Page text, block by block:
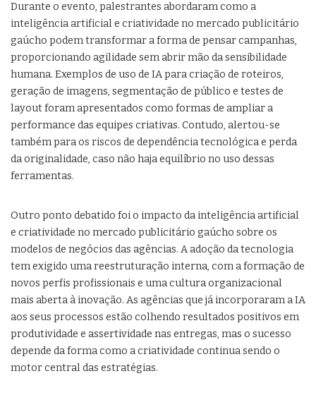
Durante o evento, palestrantes abordaram como a
inteligência artificial e criatividade no mercado publicitário
gaúcho podem transformar a forma de pensar campanhas,
proporcionando agilidade sem abrir mão da sensibilidade
humana. Exemplos de uso de IA para criação de roteiros,
geração de imagens, segmentação de público e testes de
layout foram apresentados como formas de ampliar a
performance das equipes criativas. Contudo, alertou-se
também para os riscos de dependência tecnológica e perda
da originalidade, caso não haja equilíbrio no uso dessas
ferramentas.
Outro ponto debatido foi o impacto da inteligência artificial
e criatividade no mercado publicitário gaúcho sobre os
modelos de negócios das agências. A adoção da tecnologia
tem exigido uma reestruturação interna, com a formação de
novos perfis profissionais e uma cultura organizacional
mais aberta à inovação. As agências que já incorporaram a IA
aos seus processos estão colhendo resultados positivos em
produtividade e assertividade nas entregas, mas o sucesso
depende da forma como a criatividade continua sendo o
motor central das estratégias.